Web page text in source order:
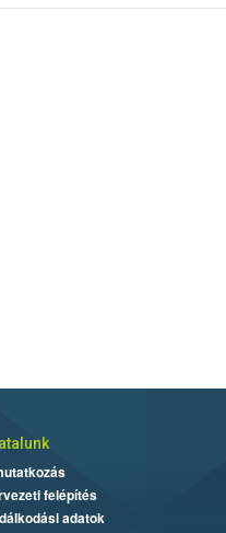
felépítés
adatok